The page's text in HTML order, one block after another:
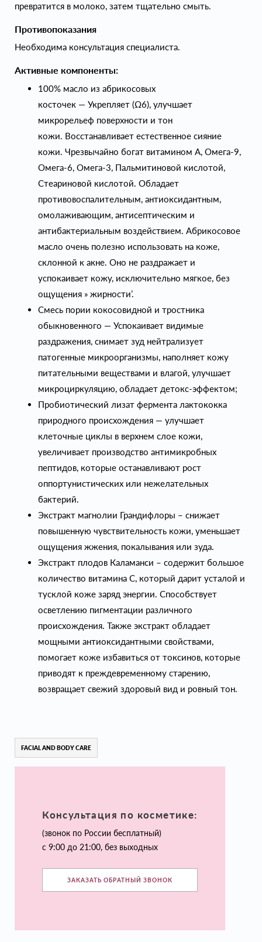
превратится в молоко, затем тщательно смыть.
Противопоказания
Необходима консультация специалиста.
Активные компоненты:
100% масло из абрикосовых
косточек — Укрепляет (Ω6), улучшает
микрорельеф поверхности и тон
кожи. Восстанавливает естественное сияние
кожи. Чрезвычайно богат витамином А, Омега-9,
Омега-6, Омега-3, Пальмитиновой кислотой,
Стеариновой кислотой. Обладает
противовоспалительным, антиоксидантным,
омолаживающим, антисептическим и
антибактериальным воздействием. Абрикосовое
масло очень полезно использовать на коже,
склонной к акне. Оно не раздражает и
успокаивает кожу, исключительно мягкое, без
ощущения » жирности’.
Смесь пории кокосовидной и тростника
обыкновенного — Успокаивает видимые
раздражения, снимает зуд нейтрализует
патогенные микроорганизмы, наполняет кожу
питательными веществами и влагой, улучшает
микроциркуляцию, обладает детокс-эффектом;
Пробиотический лизат фермента лактококка
природного происхождения — улучшает
клеточные циклы в верхнем слое кожи,
увеличивает производство антимикробных
пептидов, которые останавливают рост
оппортунистических или нежелательных
бактерий.
Экстракт магнолии Грандифлоры – снижает
повышенную чувствительность кожи, уменьшает
ощущения жжения, покалывания или зуда.
Экстракт плодов Каламанси – содержит большое
количество витамина C, который дарит усталой и
тусклой коже заряд энергии. Способствует
осветлению пигментации различного
происхождения. Также экстракт обладает
мощными антиоксидантными свойствами,
помогает коже избавиться от токсинов, которые
приводят к преждевременному старению,
возвращает свежий здоровый вид и ровный тон.
FACIAL AND BODY CARE
Консультация по косметике:
(звонок по России бесплатный)
с 9:00 до 21:00, без выходных
ЗАКАЗАТЬ ОБРАТНЫЙ ЗВОНОК